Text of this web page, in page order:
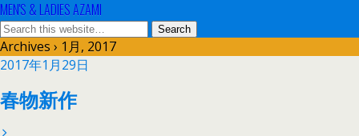
MEN'S & LADIES AZAMI
Archives › 1月, 2017
2017年1月29日
春物新作